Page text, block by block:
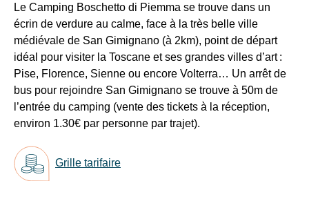
with
their
CMP
to
add
content
to
the
of
technologies
Le Camping Boschetto di Piemma se trouve dans un
écrin de verdure au calme, face à la très belle ville
médiévale de San Gimignano (à 2km), point de départ
idéal pour visiter la Toscane et ses grandes villes d’art :
Pise, Florence, Sienne ou encore Volterra… Un arrêt de
bus pour rejoindre San Gimignano se trouve à 50m de
l’entrée du camping (vente des tickets à la réception,
environ 1.30€ par personne par trajet).
Grille tarifaire
(maxi
5
nuits).
Ménage
de
fin
de
30
€
Recevez
jours
directement
boîte
mail,
toutes